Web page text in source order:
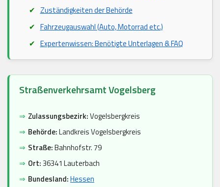
Zuständigkeiten der Behörde
Fahrzeugauswahl (Auto, Motorrad etc.)
Expertenwissen: Benötigte Unterlagen & FAQ
Straßenverkehrsamt Vogelsberg
⇒ Zulassungsbezirk:Vogelsbergkreis
⇒ Behörde:Landkreis Vogelsbergkreis
⇒ Straße:Bahnhofstr. 79
⇒ Ort:36341 Lauterbach
⇒ Bundesland:Hessen